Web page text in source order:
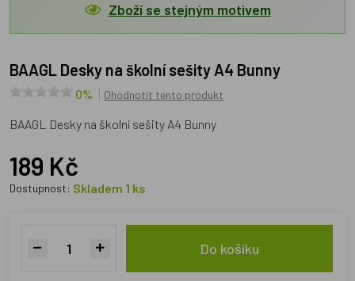
Zboží se stejným motivem
BAAGL Desky na školní sešity A4 Bunny
0% Ohodnotit tento produkt
BAAGL Desky na školní sešity A4 Bunny
189 Kč
Dostupnost: Skladem 1 ks
Do košíku